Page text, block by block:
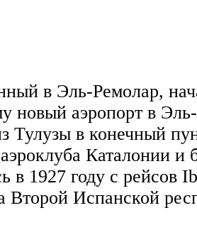
в Эль-Ремолар,
новый аэропорт в
Тулузы в конечный
в 1927 году с рейсов
Испанской